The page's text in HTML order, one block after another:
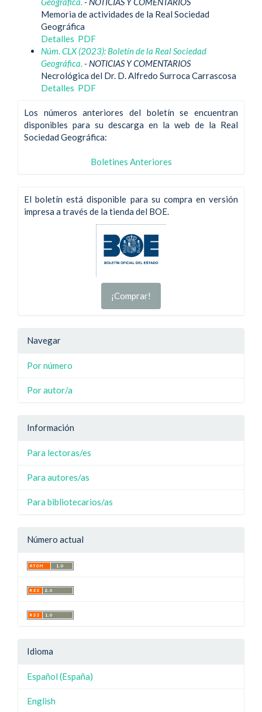
Memoria de actividades de la Real Sociedad
Geográfica
Detalles PDF
Núm. CLX (2023): Boletín de la Real Sociedad
Geográfica. - NOTICIAS Y COMENTARIOS
Necrológica del Dr. D. Alfredo Surroca Carrascosa
Detalles PDF
Los números anteriores del boletín se encuentran
disponibles para su descarga en la web de la Real
Sociedad Geográfica:
Boletines Anteriores
El boletín está disponible para su compra en versión
impresa a través de la tienda del BOE.
¡Comprar!
Navegar
Por número
Por autor/a
Información
Para lectoras/es
Para autores/as
Para bibliotecarios/as
Número actual
Idioma
Español (España)
English